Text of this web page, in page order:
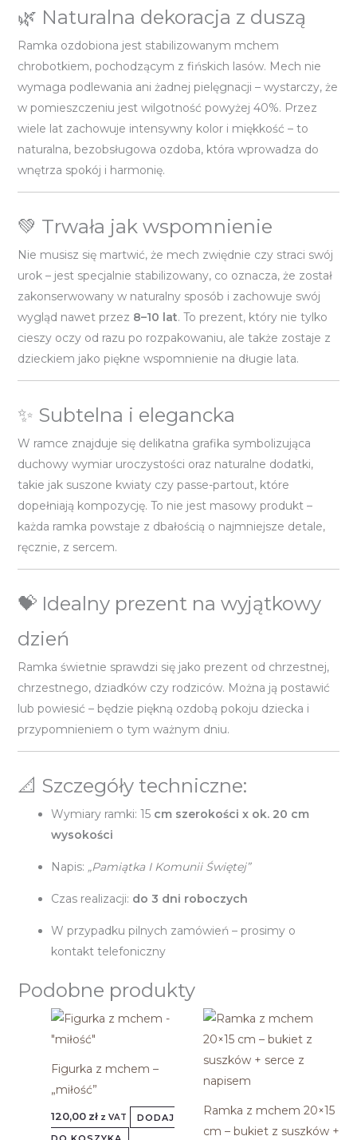
🌿 Naturalna dekoracja z duszą
Ramka ozdobiona jest stabilizowanym mchem
chrobotkiem, pochodzącym z fińskich lasów. Mech nie
wymaga podlewania ani żadnej pielęgnacji – wystarczy, że
w pomieszczeniu jest wilgotność powyżej 40%. Przez
wiele lat zachowuje intensywny kolor i miękkość – to
naturalna, bezobsługowa ozdoba, która wprowadza do
wnętrza spokój i harmonię.
💚 Trwała jak wspomnienie
Nie musisz się martwić, że mech zwiędnie czy straci swój
urok – jest specjalnie stabilizowany, co oznacza, że został
zakonserwowany w naturalny sposób i zachowuje swój
wygląd nawet przez 8–10 lat. To prezent, który nie tylko
cieszy oczy od razu po rozpakowaniu, ale także zostaje z
dzieckiem jako piękne wspomnienie na długie lata.
✨ Subtelna i elegancka
W ramce znajduje się delikatna grafika symbolizująca
duchowy wymiar uroczystości oraz naturalne dodatki,
takie jak suszone kwiaty czy passe-partout, które
dopełniają kompozycję. To nie jest masowy produkt –
każda ramka powstaje z dbałością o najmniejsze detale,
ręcznie, z sercem.
💝 Idealny prezent na wyjątkowy
dzień
Ramka świetnie sprawdzi się jako prezent od chrzestnej,
chrzestnego, dziadków czy rodziców. Można ją postawić
lub powiesić – będzie piękną ozdobą pokoju dziecka i
przypomnieniem o tym ważnym dniu.
📐 Szczegóły techniczne:
Wymiary ramki: 15cm szerokości x ok. 20 cm
wysokości
Napis: „Pamiątka I Komunii Świętej”
Czas realizacji: do 3 dni roboczych
W przypadku pilnych zamówień – prosimy o
kontakt telefoniczny
Podobne produkty
Figurka z mchem –
„miłość”
120,00 zł z VAT
DODAJ
Ramka z mchem 20×15
cm – bukiet z suszków +